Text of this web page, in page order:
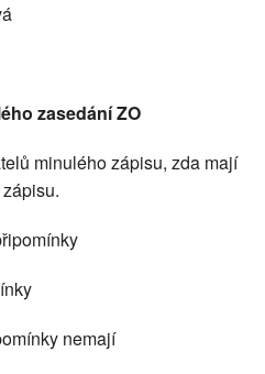
zasedání ZO
minulého zápisu, zda mají
nemají